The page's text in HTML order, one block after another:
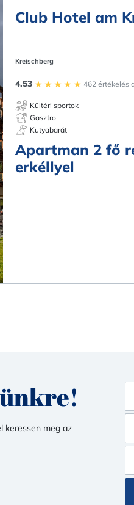
Club Hotel am
Kreischberg
4.53 462 értékelés
Kültéri sportok
Gasztro
Kutyabarát
Apartman 2 fő
erkéllyel
keressen meg az